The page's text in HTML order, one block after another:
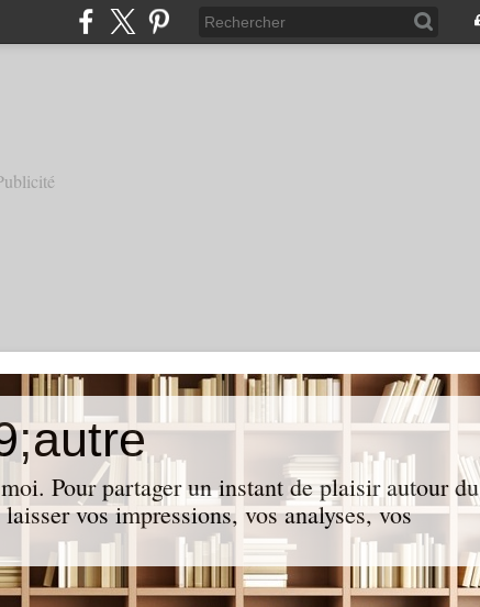
Pour partager un instant de plaisir autour du
vos impressions, vos analyses, vos